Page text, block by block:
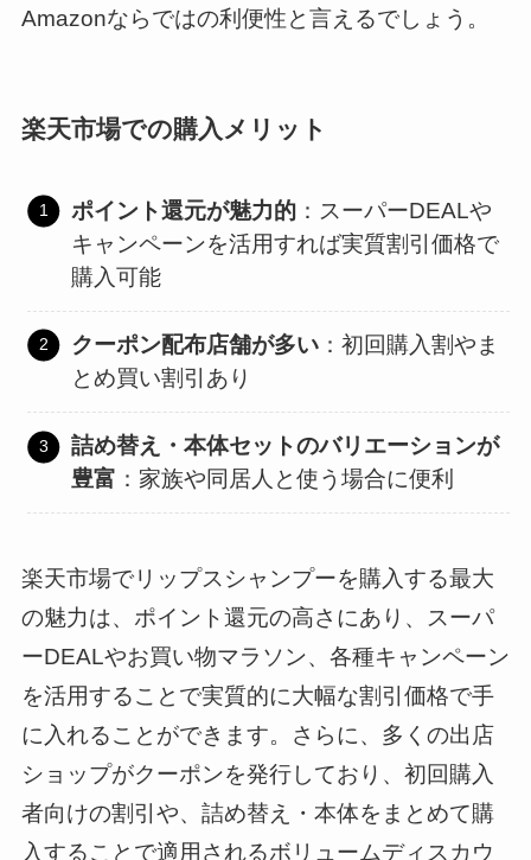
Amazonならではの利便性と言えるでしょう。
楽天市場での購入メリット
ポイント還元が魅力的 ：スーパーDEALや
キャンペーンを活用すれば実質割引価格で
購入可能
クーポン配布店舗が多い ：初回購入割やま
とめ買い割引あり
詰め替え・本体セットのバリエーションが
豊富 ：家族や同居人と使う場合に便利
楽天市場でリップスシャンプーを購入する最大
の魅力は、ポイント還元の高さにあり、スーパ
ーDEALやお買い物マラソン、各種キャンペーン
を活用することで実質的に大幅な割引価格で手
に入れることができます。さらに、多くの出店
ショップがクーポンを発行しており、初回購入
者向けの割引や、詰め替え・本体をまとめて購
入することで適用されるボリュームディスカウ